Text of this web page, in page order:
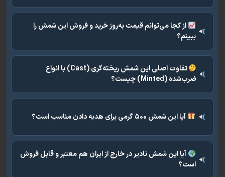
از کجا می‌توانم قیمت به‌روز خرید و فروش این شمش را
ببینم؟
تفاوت اصلی این شمش ریخته‌گری (Cast) با انواع
ضرب‌شده (Minted) چیست؟
آیا این شمش ۵۰۰ گرمی برای هدیه دادن مناسب است؟
آیا این شمش نادیر در خارج از ایران هم معتبر و قابل فروش